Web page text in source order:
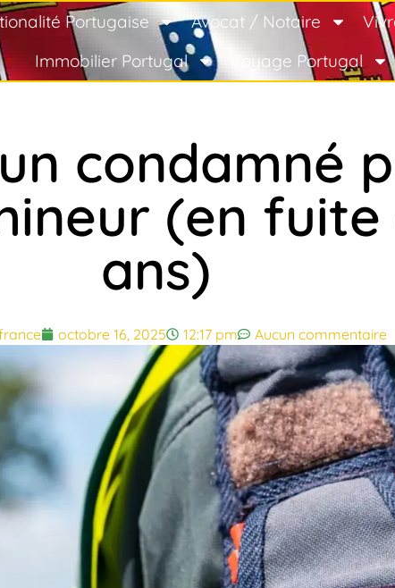
Portugaise Avocat / Notaire
Immobilier Portugal
Voyage Portugal
condamné
(en fuite
ans)
octobre 16, 2025 12:17 pm Aucun commentaire